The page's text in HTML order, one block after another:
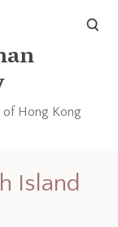
of Hong Kong
Island